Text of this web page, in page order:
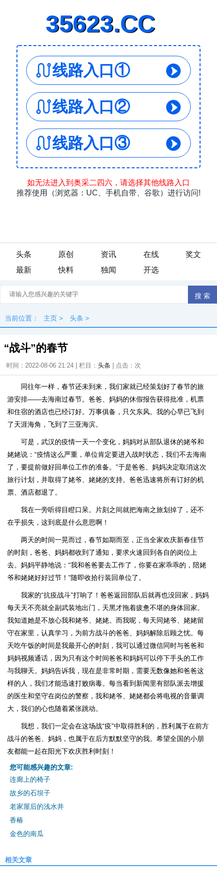
头条 原创 资讯 在线
奖文
最新
快料 独闻 开选
当前位置： 主页 > 头条 >
“战斗”的春节
时间：2022-08-06 21:24 | 栏目： 头条 | 点击： 次
同往年一样，春节还未到来，我们家就已经策划好了春节的旅
游安排——去海南过春节。爸爸、妈妈的休假报告获得批准，机票
和住宿的酒店也已经订好。万事俱备，只欠东风。我的心早已飞到
了天涯海角，飞到了三亚海滨。
可是，武汉的疫情一天一个变化，妈妈对从部队退休的姥爷和
姥姥说：“疫情这么严重，单位肯定要进入战时状态，我们不去海南
了，要提前做好回单位工作的准备。”于是爸爸、妈妈决定取消这次
旅行计划，并取得了姥爷、姥姥的支持。爸爸迅速将所有订好的机
票、酒店都退了。
我在一旁听得目瞪口呆。片刻之间就把海南之旅划掉了，还不
在乎损失，这到底是什么意思啊！
两天的时间一晃而过，春节如期而至，正当全家欢庆新春佳节
的时刻，爸爸、妈妈都收到了通知，要求火速回到各自的岗位上
去。妈妈平静地说：“我和爸爸要去工作了，你要在家乖乖的，陪姥
爷和姥姥好好过节！”随即收拾行装回单位了。
我家的“抗疫战斗”打响了！爸爸返回部队后就再也没回家，妈妈
每天天不亮就全副武装地出门，天黑才拖着疲惫不堪的身体回家。
我知道她是不放心我和姥爷、姥姥。而我呢，每天同姥爷、姥姥留
守在家里，认真学习，为前方战斗的爸爸、妈妈解除后顾之忧。每
天吃午饭的时间是我最开心的时刻，我可以通过微信同时与爸爸和
妈妈视频通话，因为只有这个时间爸爸和妈妈可以停下手头的工作
与我聊天。妈妈告诉我，现在是非常时期，需要无数像她和爸爸这
样的人，我们才能迅速打败病毒。每当看到新闻里有部队派去增援
的医生和坚守在岗位的警察，我和姥爷、姥姥都会将电视的音量调
大，我们的心也随着紧张跳动。
我想，我们一定会在这场战“疫”中取得胜利的，胜利属于在前方
战斗的爸爸、妈妈，也属于在后方默默坚守的我。希望全国的小朋
友都能一起在阳光下欢庆胜利时刻！
您可能感兴趣的文章:
连廊上的椅子
故乡的石坝子
老家屋后的浅水井
香椿
金色的南瓜
相关文章